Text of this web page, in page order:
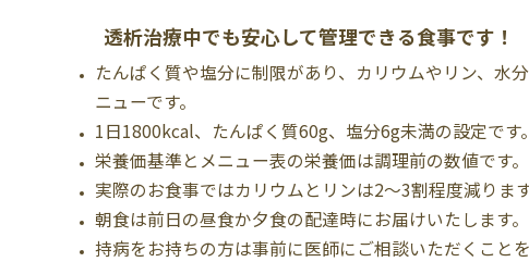
透析治療中でも安心して管理できる食事です！
たんぱく質や塩分に制限があり、カリウムやリン、水
ニューです。
1日1800kcal、たんぱく質60g、塩分6g未満の設定です。
栄養価基準とメニュー表の栄養価は調理前の数値です。
実際のお食事ではカリウムとリンは2～3割程度減ります
朝食は前日の昼食か夕食の配達時にお届けいたします。
持病をお持ちの方は事前に医師にご相談いただくことを